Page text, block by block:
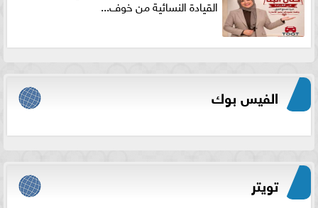
القيادة النسائية من خوف...
الفيس بوك
تويتر